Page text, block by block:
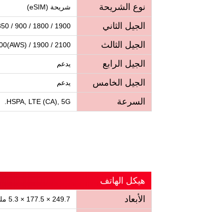
نوع الشريحة شريحة (eSIM)
الجيل الثاني / 900 / 1800 / 1900
الجيل الثالث / 1900 / 2100
الجيل الرابع يدعم
الجيل الخامس يدعم
السرعة HSPA, LTE (CA), 5G.
هيكل الهاتف
الأبعاد
249.7 × 177.5 × 5.3 ملم